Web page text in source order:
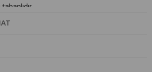
işçilik